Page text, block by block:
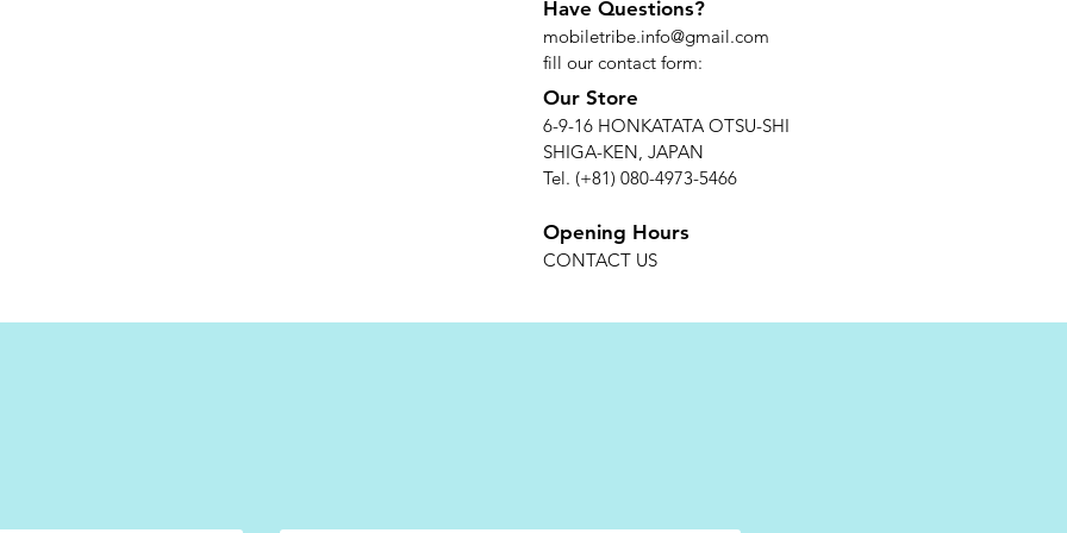
Have Questions?
mobiletribe.info@gmail.com
fill our contact form:
Our Store
6-9-16 HONKATATA OTSU-SHI
SHIGA-KEN, JAPAN
Tel. (+81) 080-4973-5466
Opening Hours
CONTACT US